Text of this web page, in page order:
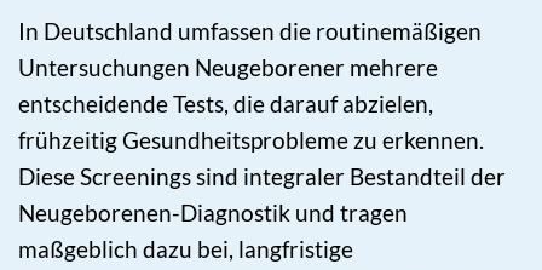
In Deutschland umfassen die routinemäßigen
Untersuchungen Neugeborener mehrere
entscheidende Tests, die darauf abzielen,
frühzeitig Gesundheitsprobleme zu erkennen.
Diese Screenings sind integraler Bestandteil der
Neugeborenen-Diagnostik und tragen
maßgeblich dazu bei, langfristige